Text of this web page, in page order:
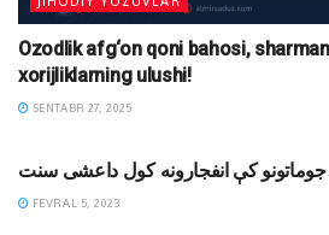
Ozodlik afg‘on qoni bahosi,
xorijliklarning ulushi!
SENTABR 27, 2025
جوماتونو کې انفجارونه کول داعشی سنت
FEVRAL 5, 2023